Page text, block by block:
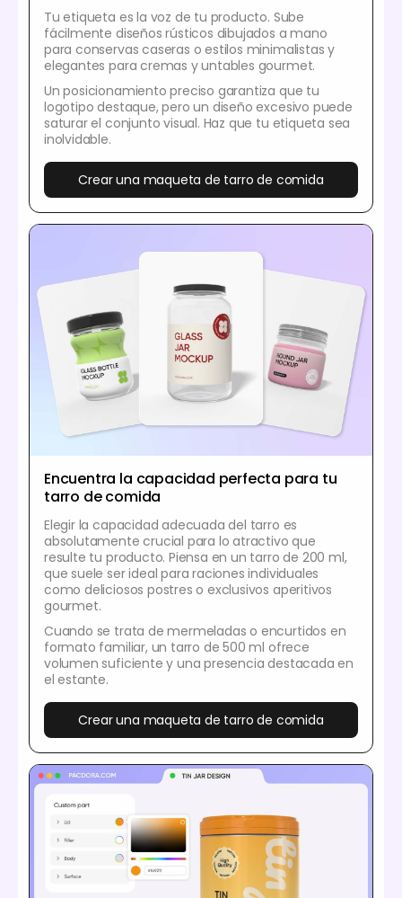
Tu etiqueta es la voz de tu producto. Sube
fácilmente diseños rústicos dibujados a mano
para conservas caseras o estilos minimalistas y
elegantes para cremas y untables gourmet.
Un posicionamiento preciso garantiza que tu
logotipo destaque, pero un diseño excesivo puede
saturar el conjunto visual. Haz que tu etiqueta sea
inolvidable.
Crear una maqueta de tarro de comida
Encuentra la capacidad perfecta para tu
tarro de comida
Elegir la capacidad adecuada del tarro es
absolutamente crucial para lo atractivo que
resulte tu producto. Piensa en un tarro de 200 ml,
que suele ser ideal para raciones individuales
como deliciosos postres o exclusivos aperitivos
gourmet.
Cuando se trata de mermeladas o encurtidos en
formato familiar, un tarro de 500 ml ofrece
volumen suficiente y una presencia destacada en
el estante.
Crear una maqueta de tarro de comida